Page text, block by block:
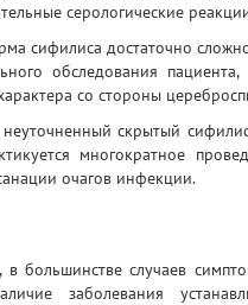
серологические
сифилиса достаточно
обследования
со стороны
неуточненный скрытый
многократное
очагов инфекции.
в большинстве случаев
заболевания